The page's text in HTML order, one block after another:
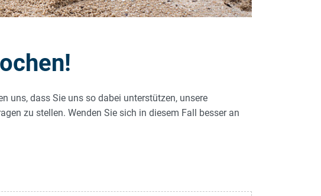
uns, dass Sie uns so dabei unterstützen, unsere
zu stellen. Wenden Sie sich in diesem Fall besser an